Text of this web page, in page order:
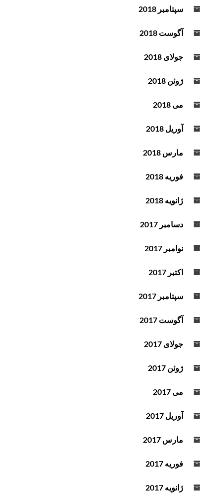
سپتامبر 2018
آگوست 2018
جولای 2018
ژوئن 2018
می 2018
آوریل 2018
مارس 2018
فوریه 2018
ژانویه 2018
دسامبر 2017
نوامبر 2017
اکتبر 2017
سپتامبر 2017
آگوست 2017
جولای 2017
ژوئن 2017
می 2017
آوریل 2017
مارس 2017
فوریه 2017
ژانویه 2017